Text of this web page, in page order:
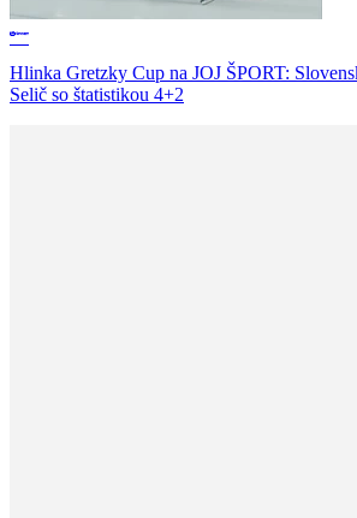
Hlinka Gretzky Cup na JOJ ŠPORT:
Selič so štatistikou 4+2